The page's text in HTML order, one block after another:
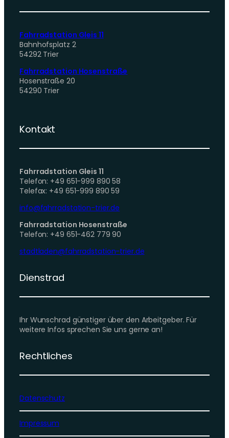
Fahrradstation Gleis 11
Bahnhofsplatz 2
54292 Trier
Fahrradstation Hosenstraße
Hosenstraße 20
54290 Trier
Kontakt
Fahrradstation Gleis 11
Telefon: +49 651-999 890 58
Telefax: +49 651-999 890 59
info@fahrradstation-trier.de
Fahrradstation Hosenstraße
Telefon: +49 651-462 779 90
stadtladen@fahrradstation-trier.de
Dienstrad
Ihr Wunschrad günstiger über den Arbeitgeber. Für
weitere Infos sprechen Sie uns gerne an!
Rechtliches
Datenschutz
Impressum